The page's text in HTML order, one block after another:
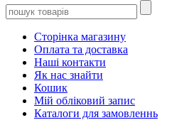
Сторінка магазину
Оплата та доставка
Наші контакти
Як нас знайти
Кошик
Мій обліковий запис
Каталоги для замовленнь